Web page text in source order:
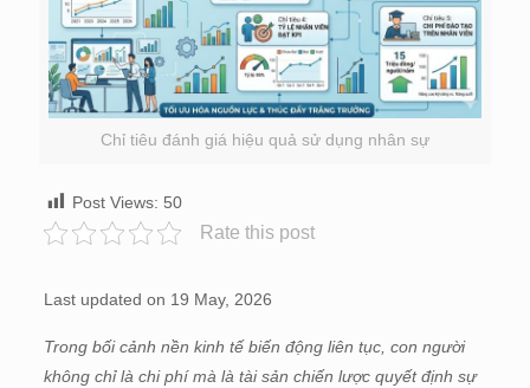
Chỉ tiêu đánh giá hiệu quả sử dụng nhân sự
Post Views: 50
Rate this post
Last updated on 19 May, 2026
Trong bối cảnh nền kinh tế biến động liên tục, con người
không chỉ là chi phí mà là tài sản chiến lược quyết định sự